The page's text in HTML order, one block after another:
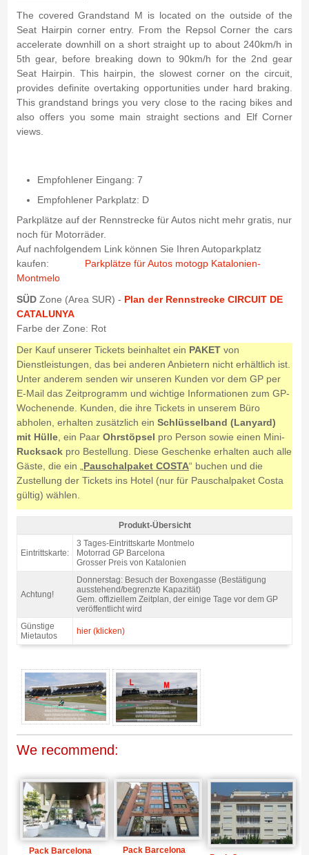
The covered Grandstand M is located on the outside of the
Seat Hairpin corner entry. From the Repsol Corner the cars
accelerate downhill on a short straight up to about 240km/h in
5th gear, before breaking down to 90km/h for the 2nd gear
Seat Hairpin. This hairpin, the slowest corner on the circuit,
provides definite overtaking opportunities under hard braking.
This grandstand brings you very close to the racing bikes and
also offers you some main straight sections and Elf Corner
views.
Empfohlener Eingang: 7
Empfohlener Parkplatz: D
Parkplätze auf der Rennstrecke für Autos nicht mehr gratis, nur
noch für Motorräder.
Auf nachfolgendem Link können Sie Ihren Autoparkplatz
kaufen: Parkplätze für Autos motogp Katalonien-
Montmelo
SÜD Zone (Area SUR) - Plan der Rennstrecke CIRCUIT DE
CATALUNYA
Farbe der Zone: Rot
Der Kauf unserer Tickets beinhaltet ein PAKETvon
Dienstleistungen, das bei anderen Anbietern nicht erhältlich ist.
Unter anderem senden wir unseren Kunden vor dem GP per
E-Mail das Zeitprogramm und wichtige Informationen zum GP-
Wochenende. Kunden, die ihre Tickets in unserem Büro
abholen, erhalten zusätzlich ein Schlüsselband (Lanyard)
mit Hülle, ein Paar Ohrstöpsel pro Person sowie einen Mini-
Rucksackpro Bestellung. Diese Geschenke erhalten auch alle
Gäste, die ein „Pauschalpaket COSTA“ buchen und die
Zustellung der Tickets ins Hotel (nur für Pauschalpaket Costa
gültig) wählen.
Tribüne M Motorrad GP Barcelona 2027 - Produkt-Übersicht
Produkt-Übersicht
Eintrittskarte:
3 Tages-Eintrittskarte Montmelo
Motorrad GP Barcelona
Grosser Preis von Katalonien
Achtung!
Donnerstag: Besuch der Boxengasse (Bestätigung
ausstehend/begrenzte Kapazität)
Gem. offiziellem Zeitplan, der einige Tage vor dem GP
veröffentlicht wird
Günstige
Mietautos
hier (klicken)
We recommend:
Pack Barcelona Pack Barcelona